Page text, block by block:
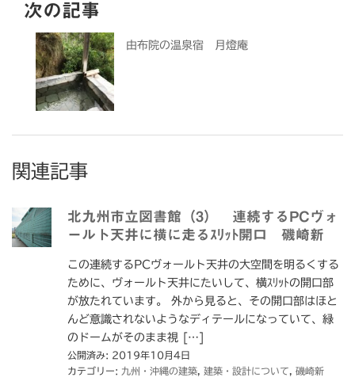
次の記事
由布院の温泉宿 月燈庵
関連記事
北九州市立図書館（3） 連続するPCヴォ
ールト天井に横に走るｽﾘｯﾄ開口 磯崎新
この連続するPCヴォールト天井の大空間を明るくする
ために、ヴォールト天井にたいして、横ｽﾘｯﾄの開口部
が放たれています。 外から見ると、その開口部はほと
んど意識されないようなディテールになっていて、緑
のドームがそのまま視 […]
公開済み: 2019年10月4日
カテゴリー: 九州・沖縄の建築 建築・設計について
磯崎新